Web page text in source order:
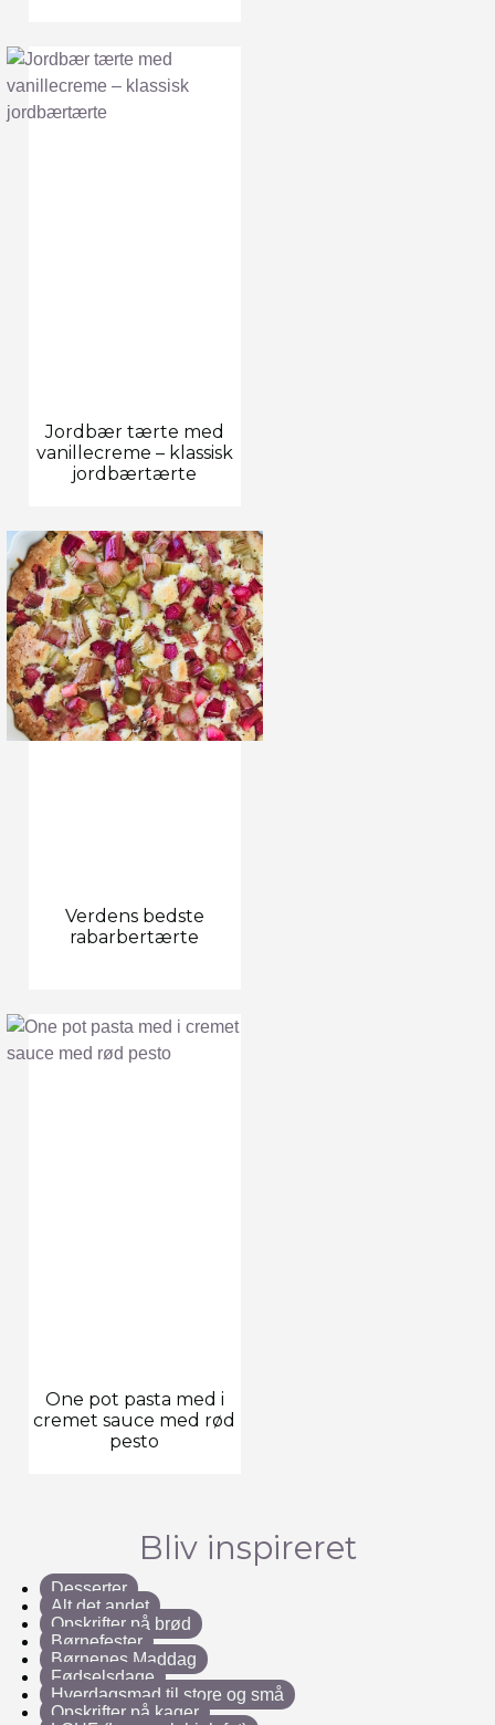
Jordbær tærte med
vanillecreme – klassisk
jordbærtærte
Verdens bedste
rabarbertærte
One pot pasta med i
cremet sauce med rød
pesto
Bliv inspireret
Desserter
Alt det andet
Opskrifter på brød
Børnefester
Børnenes Maddag
Fødselsdage
Hverdagsmad til store og små
Opskrifter på kager